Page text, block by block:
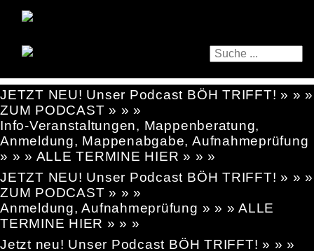
JETZT NEU! Unser Podcast BÖH TRIFFT! » » »
ZUM PODCAST » » »
Info-Veranstaltungen, Mappenberatung,
Anmeldung, Mappenabgabe, Aufnahmeprüfung
» » » ALLE TERMINE HIER » » »
JETZT NEU! Unser Podcast BÖH TRIFFT! » » »
ZUM PODCAST » » »
Anmeldung, Aufnahmeprüfung » » » ALLE
TERMINE HIER » » »
Jetzt neu! Unser Podcast BÖH TRIFFT! » » »